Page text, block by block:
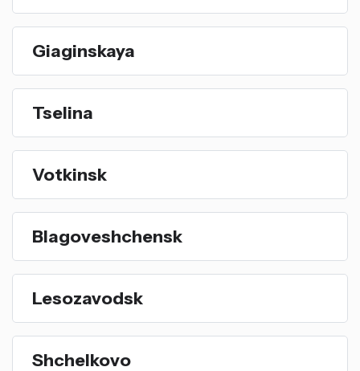
Giaginskaya
Tselina
Votkinsk
Blagoveshchensk
Lesozavodsk
Shchelkovo